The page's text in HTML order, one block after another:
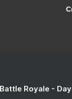
Royale -